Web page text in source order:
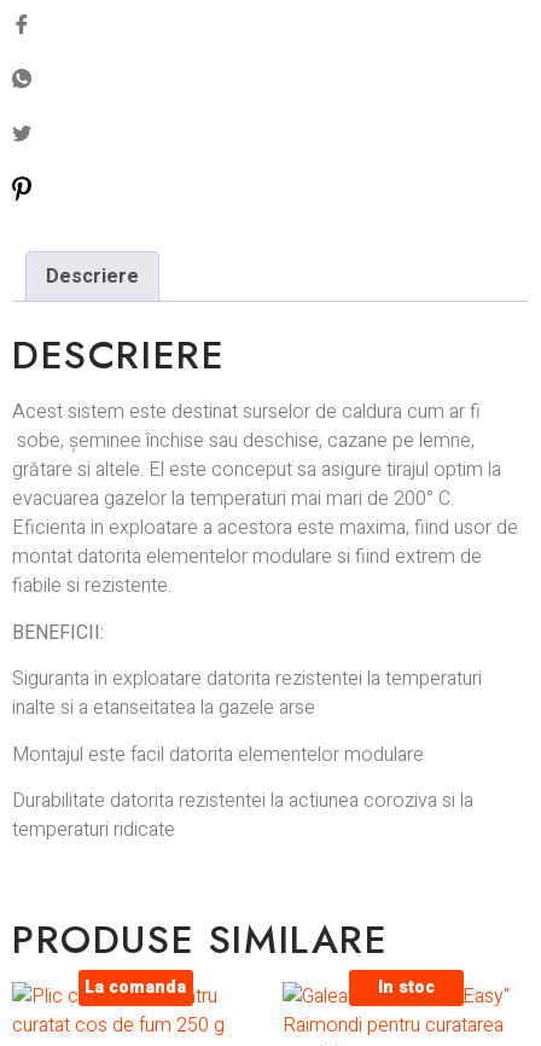
Descriere
DESCRIERE
Acest sistem este destinat surselor de caldura cum ar fi
sobe, șeminee închise sau deschise, cazane pe lemne,
grătare si altele. El este conceput sa asigure tirajul optim la
evacuarea gazelor la temperaturi mai mari de 200° C.
Eficienta in exploatare a acestora este maxima, fiind usor de
montat datorita elementelor modulare si fiind extrem de
fiabile si rezistente.
BENEFICII:
Siguranta in exploatare datorita rezistentei la temperaturi
inalte si a etanseitatea la gazele arse
Montajul este facil datorita elementelor modulare
Durabilitate datorita rezistentei la actiunea coroziva si la
temperaturi ridicate
PRODUSE SIMILARE
La comanda In stoc